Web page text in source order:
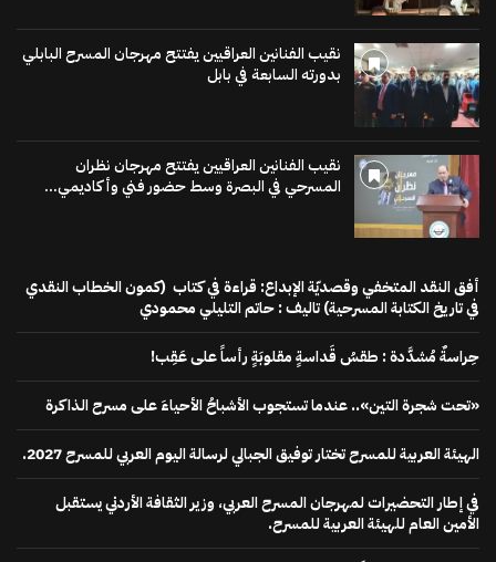
نقيب الفنانين العراقيين يفتتح مهرجان المسرح البابلي
بدورته السابعة في بابل
نقيب الفنانين العراقيين يفتتح مهرجان نظران
المسرحي في البصرة وسط حضور فني وأكاديمي...
أفق النقد المتخفي وقصديّة الإبداع: قراءة في كتاب (كمون الخطاب النقدي
في تاريخ الكتابة المسرحية) تاليف : حاتم التليلي محمودي
حِراسةٌ مُشدَّدة : طقسُ قَداسةٍ مقلوبَةٍ رأساً على عَقِب!
«تحت شجرة التين».. عندما تستجوب الأشباحُ الأحياءَ على مسرح الذاكرة
الهيئة العربية للمسرح تختار توفيق الجبالي لرسالة اليوم العربي للمسرح 2027.
في إطار التحضيرات لمهرجان المسرح العربي، وزير الثقافة الأردني يستقبل
الأمين العام للهيئة العربية للمسرح.